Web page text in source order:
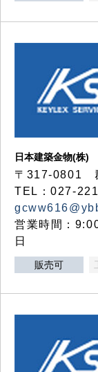
日本建築金物(株)
〒317‐0801
TEL：027-
営業時間：
日
販売可